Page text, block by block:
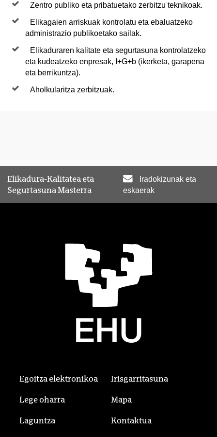
Zentro publiko eta pribatuetako zerbitzu teknikoak.
Elikagaien arriskuak kontrolatu eta ebaluatzeko
administrazio publikoetako sailak.
Elikaduraren kalitate eta segurtasuna kontrolatzeko
eta kudeatzeko enpresak, I+G+b (ikerketa, garapena
eta berrikuntza).
Aholkularitza zerbitzuak.
Elikadura-Kalitatea eta
Segurtasuna Masterra
Iradokizunak eta
eskaerak
Egoitza elektronikoa Irisgarritasuna
Lege oharra Mapa
Laguntza Kontaktua